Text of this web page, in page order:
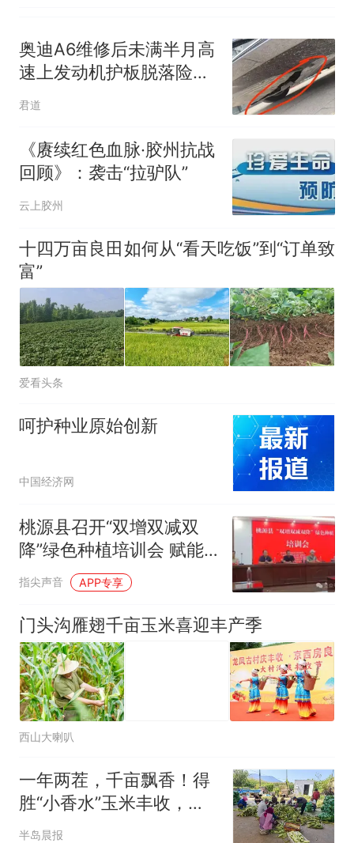
奥迪A6维修后未满半月高
速上发动机护板脱落险酿
技师疏忽”，双方因赔偿僵
持
君道
《赓续红色血脉·胶州抗战
回顾》：袭击“拉驴队”
云上胶州
十四万亩良田如何从“看天吃饭”到“订单致
富”
爱看头条
呵护种业原始创新
中国经济网
桃源县召开“双增双减双
降”绿色种植培训会 赋能
富硒农业高质量发展
指尖声音 APP专享
门头沟雁翅千亩玉米喜迎丰产季
西山大喇叭
一年两茬，千亩飘香！得
胜“小香水”玉米丰收，从
田间直甜到餐桌
半岛晨报